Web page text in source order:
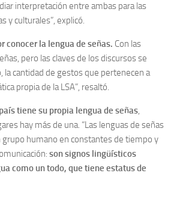
interpretación entre ambas para las
y culturales”, explicó.
conocer la lengua de señas. Con las
pero las claves de los discursos se
la cantidad de gestos que pertenecen a
propia de la LSA”, resaltó.
tiene su propia lengua de señas,
hay más de una. “Las lenguas de señas
grupo humano en constantes de tiempo y
son signos lingüísticos
como un todo, que tiene estatus de